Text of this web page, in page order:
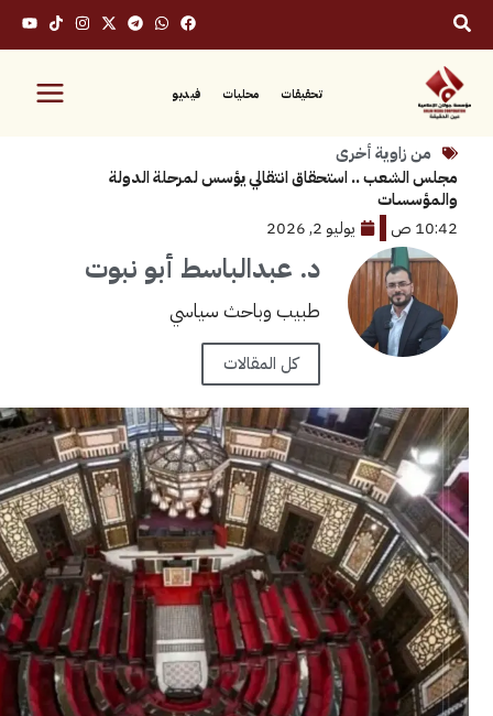
محليات فيديو
أخرى
.. استحقاق انتقالي يؤسس لمرحلة الدولة
يوليو 2, 2026
د. عبدالباسط أبو نبوت
طبيب وباحث سياسي